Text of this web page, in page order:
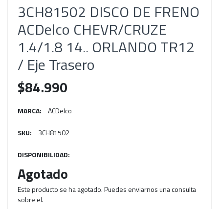
3CH81502 DISCO DE FRENO
ACDelco CHEVR/CRUZE
1.4/1.8 14.. ORLANDO TR12
/ Eje Trasero
$84.990
MARCA: ACDelco
SKU: 3CH81502
DISPONIBILIDAD:
Agotado
Este producto se ha agotado. Puedes enviarnos una consulta
sobre el.